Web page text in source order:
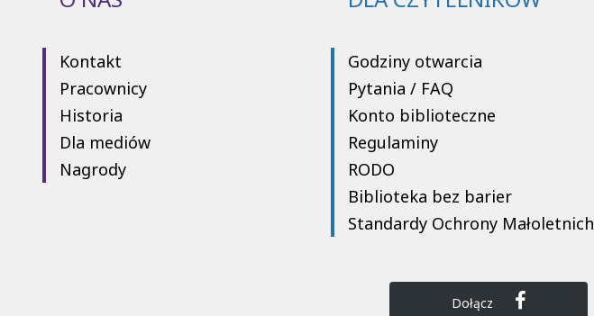
Kontakt
Pracownicy
Historia
Dla mediów
Nagrody
Godziny otwarcia
Pytania / FAQ
Konto biblioteczne
Regulaminy
RODO
Biblioteka bez barier
Standardy Ochrony Małoletnich
Dołącz